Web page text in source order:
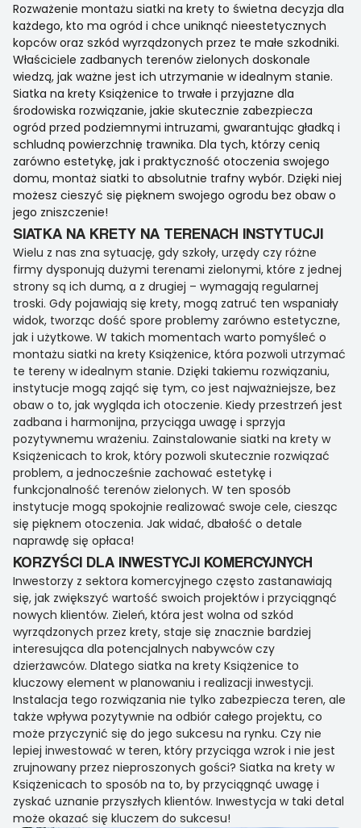
Rozważenie montażu siatki na krety to świetna decyzja dla
każdego, kto ma ogród i chce uniknąć nieestetycznych
kopców oraz szkód wyrządzonych przez te małe szkodniki.
Właściciele zadbanych terenów zielonych doskonale
wiedzą, jak ważne jest ich utrzymanie w idealnym stanie.
Siatka na krety Książenice to trwałe i przyjazne dla
środowiska rozwiązanie, jakie skutecznie zabezpiecza
ogród przed podziemnymi intruzami, gwarantując gładką i
schludną powierzchnię trawnika. Dla tych, którzy cenią
zarówno estetykę, jak i praktyczność otoczenia swojego
domu, montaż siatki to absolutnie trafny wybór. Dzięki niej
możesz cieszyć się pięknem swojego ogrodu bez obaw o
jego zniszczenie!
SIATKA NA KRETY NA TERENACH INSTYTUCJI
Wielu z nas zna sytuację, gdy szkoły, urzędy czy różne
firmy dysponują dużymi terenami zielonymi, które z jednej
strony są ich dumą, a z drugiej – wymagają regularnej
troski. Gdy pojawiają się krety, mogą zatruć ten wspaniały
widok, tworząc dość spore problemy zarówno estetyczne,
jak i użytkowe. W takich momentach warto pomyśleć o
montażu siatki na krety Książenice, która pozwoli utrzymać
te tereny w idealnym stanie. Dzięki takiemu rozwiązaniu,
instytucje mogą zająć się tym, co jest najważniejsze, bez
obaw o to, jak wygląda ich otoczenie. Kiedy przestrzeń jest
zadbana i harmonijna, przyciąga uwagę i sprzyja
pozytywnemu wrażeniu. Zainstalowanie siatki na krety w
Książenicach to krok, który pozwoli skutecznie rozwiązać
problem, a jednocześnie zachować estetykę i
funkcjonalność terenów zielonych. W ten sposób
instytucje mogą spokojnie realizować swoje cele, ciesząc
się pięknem otoczenia. Jak widać, dbałość o detale
naprawdę się opłaca!
KORZYŚCI DLA INWESTYCJI KOMERCYJNYCH
Inwestorzy z sektora komercyjnego często zastanawiają
się, jak zwiększyć wartość swoich projektów i przyciągnąć
nowych klientów. Zieleń, która jest wolna od szkód
wyrządzonych przez krety, staje się znacznie bardziej
interesująca dla potencjalnych nabywców czy
dzierżawców. Dlatego siatka na krety Książenice to
kluczowy element w planowaniu i realizacji inwestycji.
Instalacja tego rozwiązania nie tylko zabezpiecza teren, ale
także wpływa pozytywnie na odbiór całego projektu, co
może przyczynić się do jego sukcesu na rynku. Czy nie
lepiej inwestować w teren, który przyciąga wzrok i nie jest
zrujnowany przez nieproszonych gości? Siatka na krety w
Książenicach to sposób na to, by przyciągnąć uwagę i
zyskać uznanie przyszłych klientów. Inwestycja w taki detal
może okazać się kluczem do sukcesu!